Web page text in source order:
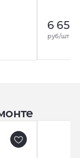
6 655
руб/шт